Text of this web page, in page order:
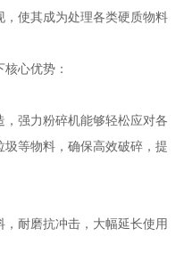
使其成为处理各类硬质物料
心优势：
强力粉碎机能够轻松应对各
等物料，确保高效破碎，提
耐磨抗冲击，大幅延长使用